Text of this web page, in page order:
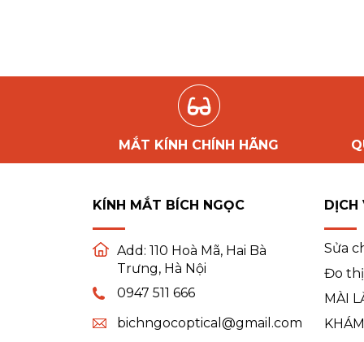
MẮT KÍNH CHÍNH HÃNG
KÍNH MẮT BÍCH NGỌC
Add: 110 Hoà Mã, Hai Bà
Trưng, Hà Nội
0947 511 666
bichngocoptical@gmail.com
DỊCH
Sửa
Đo
MÀI